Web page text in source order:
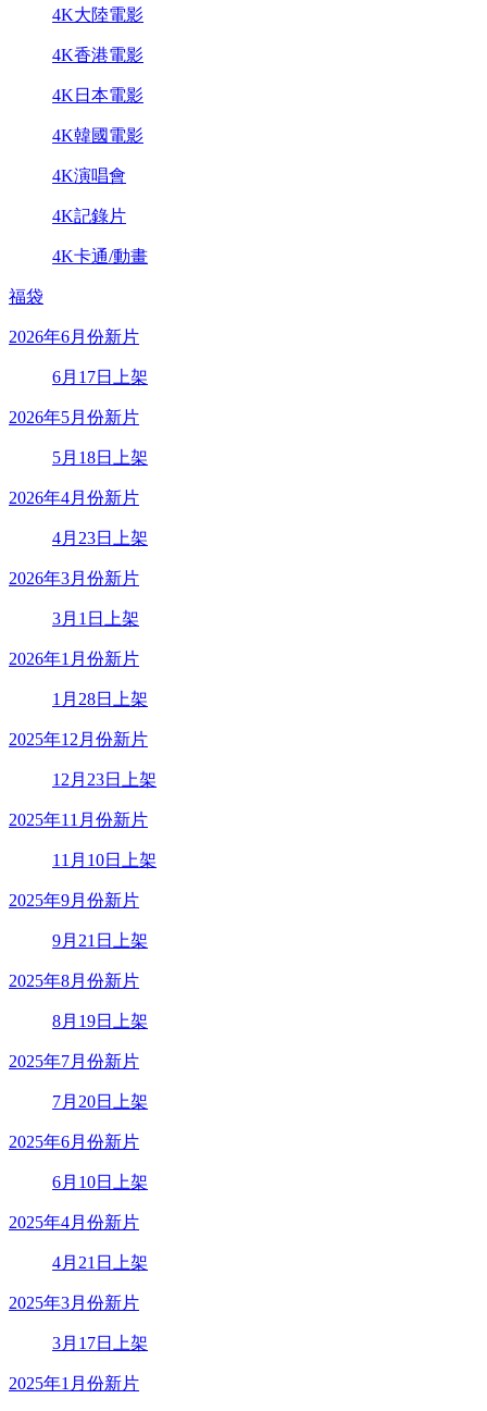
4K大陸電影
4K香港電影
4K日本電影
4K韓國電影
4K演唱會
4K記錄片
4K卡通/動畫
福袋
2026年6月份新片
6月17日上架
2026年5月份新片
5月18日上架
2026年4月份新片
4月23日上架
2026年3月份新片
3月1日上架
2026年1月份新片
1月28日上架
2025年12月份新片
12月23日上架
2025年11月份新片
11月10日上架
2025年9月份新片
9月21日上架
2025年8月份新片
8月19日上架
2025年7月份新片
7月20日上架
2025年6月份新片
6月10日上架
2025年4月份新片
4月21日上架
2025年3月份新片
3月17日上架
2025年1月份新片